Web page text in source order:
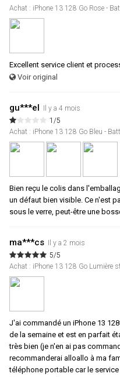
Achat : iPhone 13 128 Go Rose -
Excellent service client et
Voir original
gu***el
Il y a 4 mois
1/5
Achat : iPhone 13 128 Go Bleu -
Bien reçu le colis dans
un défaut bien visible. Ce n'est
sous le verre, peut-être une
ma***cs
Il y a 2 mois
5/5
Achat : iPhone 13 128 Go Lumière
J'ai commandé un iPhone 13
de la semaine et est en parfait
très bien (je n'en ai pas
recommanderai alloallo à ma
téléphone portable car le